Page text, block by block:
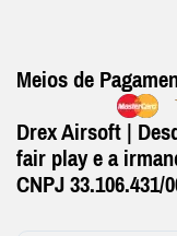
Meios de
Drex Airsoft |
fair play e a
CNPJ 33.106.431/